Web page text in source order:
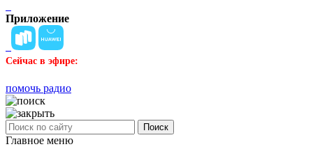
Приложение
Сейчас в эфире:
помочь радио
Поиск
Главное меню